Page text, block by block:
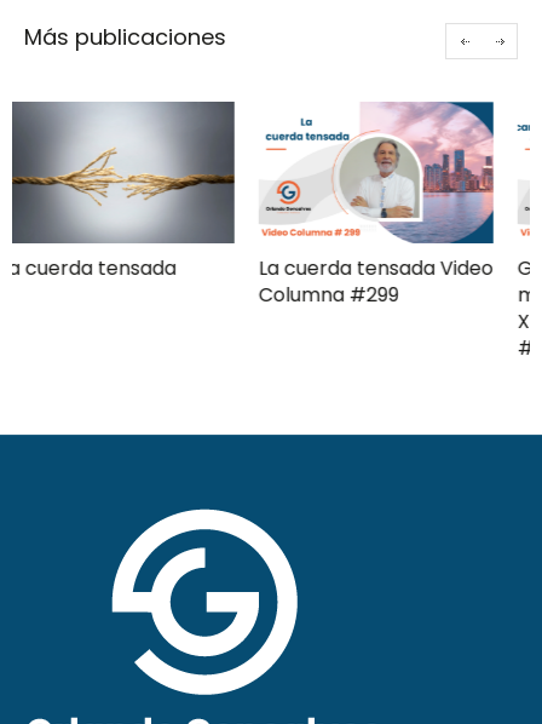
Más publicaciones
La cuerda tensada Video
Gerencia de campaña
moderna Clave ComPol